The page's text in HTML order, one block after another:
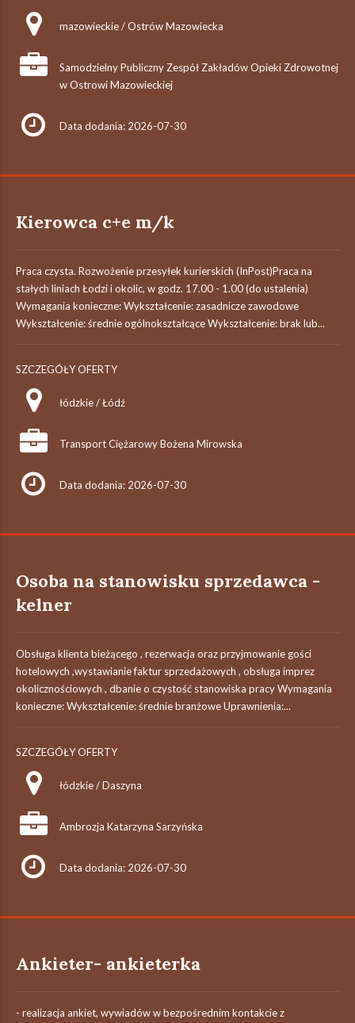
mazowieckie / Ostrów Mazowiecka
Samodzielny Publiczny Zespół Zakładów Opieki Zdrowotnej
w Ostrowi Mazowieckiej
Data dodania: 2026-07-30
Kierowca c+e m/k
Praca czysta. Rozwożenie przesyłek kurierskich (InPost)Praca na
stałych liniach Łodzi i okolic, w godz. 17.00 - 1.00 (do ustalenia)
Wymagania konieczne: Wykształcenie: zasadnicze zawodowe
Wykształcenie: średnie ogólnokształcące Wykształcenie: brak lub...
SZCZEGÓŁY OFERTY
łódzkie / Łódź
Transport Ciężarowy Bożena Mirowska
Data dodania: 2026-07-30
Osoba na stanowisku sprzedawca -
kelner
Obsługa klienta bieżącego , rezerwacja oraz przyjmowanie gości
hotelowych ,wystawianie faktur sprzedażowych , obsługa imprez
okolicznościowych , dbanie o czystość stanowiska pracy Wymagania
konieczne: Wykształcenie: średnie branżowe Uprawnienia:...
SZCZEGÓŁY OFERTY
łódzkie / Daszyna
Ambrozja Katarzyna Sarzyńska
Data dodania: 2026-07-30
Ankieter- ankieterka
- realizacja ankiet, wywiadów w bezpośrednim kontakcie z